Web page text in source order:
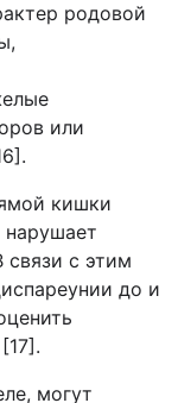
родовой
или
кишки
нарушает
связи с этим
до и
могут